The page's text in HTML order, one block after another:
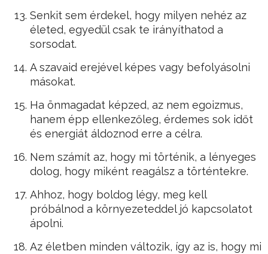
Senkit sem érdekel, hogy milyen nehéz az
életed, egyedül csak te irányíthatod a
sorsodat.
A szavaid erejével képes vagy befolyásolni
másokat.
Ha önmagadat képzed, az nem egoizmus,
hanem épp ellenkezőleg, érdemes sok időt
és energiát áldoznod erre a célra.
Nem számít az, hogy mi történik, a lényeges
dolog, hogy miként reagálsz a történtekre.
Ahhoz, hogy boldog légy, meg kell
próbálnod a környezeteddel jó kapcsolatot
ápolni.
Az életben minden változik, így az is, hogy mi